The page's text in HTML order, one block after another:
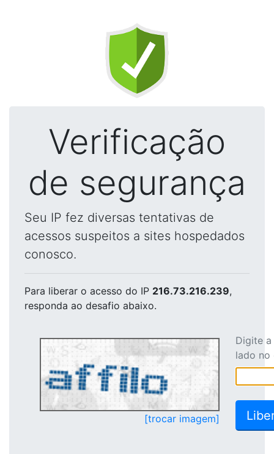
Verificação
de segurança
Seu IP fez diversas tentativas de
acessos suspeitos a sites hospedados
conosco.
Para liberar o acesso do IP 216.73.216.239,
responda ao desafio abaixo.
[trocar imagem]
Digite
lado no